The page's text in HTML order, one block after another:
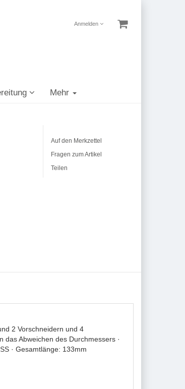
Anmelden
Mehr
Auf den Merkzettel
Fragen zum Artikel
Teilen
2 Vorschneidern und 4
Abweichen des Durchmessers ·
· Gesamtlänge: 133mm